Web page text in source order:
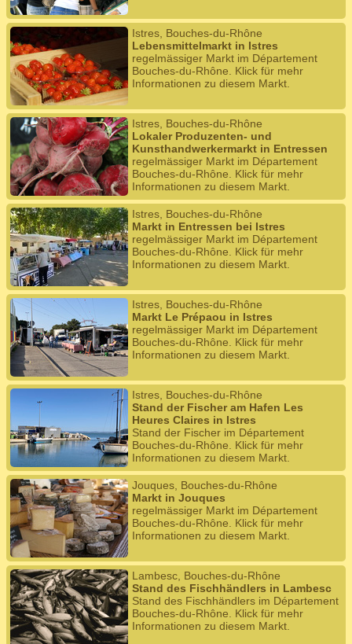
Istres, Bouches-du-Rhône
Lebensmittelmarkt in Istres
regelmässiger Markt im Département
Bouches-du-Rhône. Klick für mehr
Informationen zu diesem Markt.
Istres, Bouches-du-Rhône
Lokaler Produzenten- und
Kunsthandwerkermarkt in Entressen
regelmässiger Markt im Département
Bouches-du-Rhône. Klick für mehr
Informationen zu diesem Markt.
Istres, Bouches-du-Rhône
Markt in Entressen bei Istres
regelmässiger Markt im Département
Bouches-du-Rhône. Klick für mehr
Informationen zu diesem Markt.
Istres, Bouches-du-Rhône
Markt Le Prépaou in Istres
regelmässiger Markt im Département
Bouches-du-Rhône. Klick für mehr
Informationen zu diesem Markt.
Istres, Bouches-du-Rhône
Stand der Fischer am Hafen Les
Heures Claires in Istres
Stand der Fischer im Département
Bouches-du-Rhône. Klick für mehr
Informationen zu diesem Markt.
Jouques, Bouches-du-Rhône
Markt in Jouques
regelmässiger Markt im Département
Bouches-du-Rhône. Klick für mehr
Informationen zu diesem Markt.
Lambesc, Bouches-du-Rhône
Stand des Fischhändlers in Lambesc
Stand des Fischhändlers im Département
Bouches-du-Rhône. Klick für mehr
Informationen zu diesem Markt.